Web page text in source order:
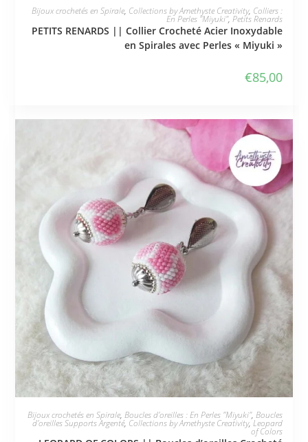
JE L'ADOPTE
Bijoux crochetés en Spirale, Collections by Amethyste Creativity, Colliers :
En Perles "Miyuki", Petits Renards
PETITS RENARDS || Collier Crocheté Acier Inoxydable
en Spirales avec Perles « Miyuki »
€85,00
JE L'ADOPTE
Bijoux crochetés en Spirale, Boucles d'oreilles : En Perles "Miyuki", Boucles
d'oreilles Supports Argenté, Collections by Amethyste Creativity,Leopard
of Colors